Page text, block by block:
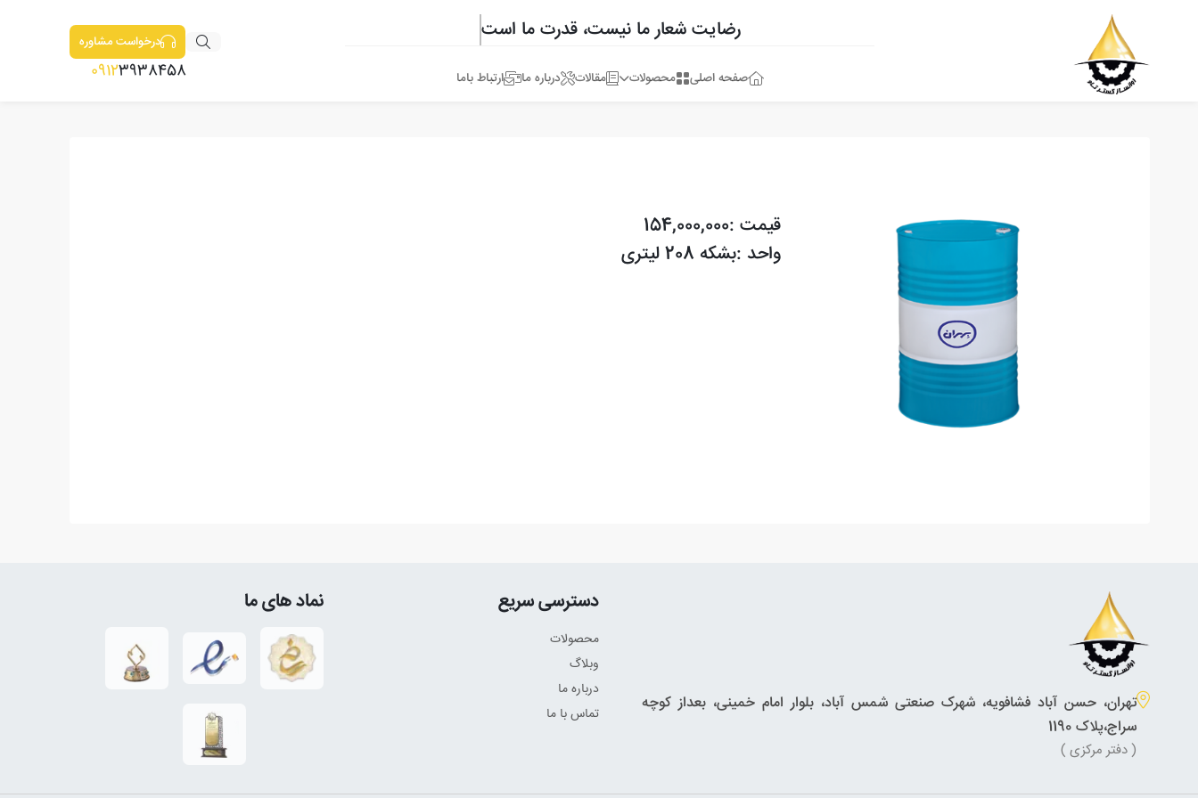
رضایت شعار ما نیست، قدرت ما است
صفحه اصلی محصولات مقالات درباره ما ارتباط باما
درخواست مشاوره
09123938458
قیمت :154,000,000
واحد :بشکه 208 لیتری
تهران، حسن آباد فشافویه، شهرک صنعتی شمس آباد، بلوار امام خمینی، بعداز کوچه
سراج،پلاک 1190
( دفتر مرکزی )
دسترسی سریع
محصولات
وبلاگ
درباره ما
تماس با ما
نماد های ما